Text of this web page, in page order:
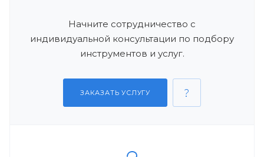
Начните сотрудничество с
индивидуальной консультации по подбору
инструментов и услуг.
ЗАКАЗАТЬ УСЛУГУ